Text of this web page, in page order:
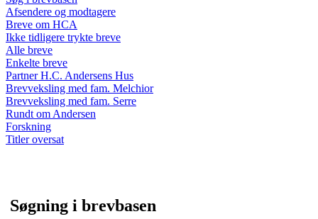
Afsendere og modtagere
Breve om HCA
Ikke tidligere trykte breve
Alle breve
Enkelte breve
Partner H.C. Andersens Hus
Brevveksling med fam. Melchior
Brevveksling med fam. Serre
Rundt om Andersen
Forskning
Titler oversat
Søgning i brevbasen